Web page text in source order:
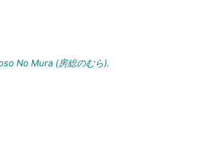
No Mura (房総のむら).